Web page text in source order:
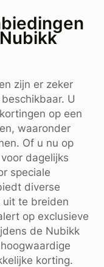
zijn er zeker
U
op een
waaronder
Of u nu op
dagelijks
speciale
diverse
uit te breiden
op exclusieve
de Nubikk
korting.